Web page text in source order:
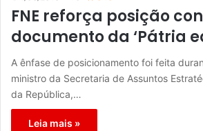
FNE reforça posição
documento da ‘Pátria
A ênfase de posicionamento foi feita
ministro da Secretaria de Assuntos
da República,…
Leia mais »